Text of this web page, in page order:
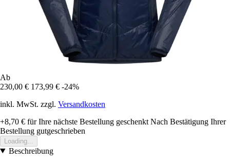
Ab
230,00 € 173,99 € -24%
inkl. MwSt. zzgl. Versandkosten
+8,70 € für Ihre nächste Bestellung geschenkt Nach Bestätigung Ihrer
Bestellung gutgeschrieben
Loading...
Beschreibung